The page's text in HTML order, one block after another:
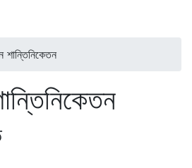
শান্তিনিকেতন